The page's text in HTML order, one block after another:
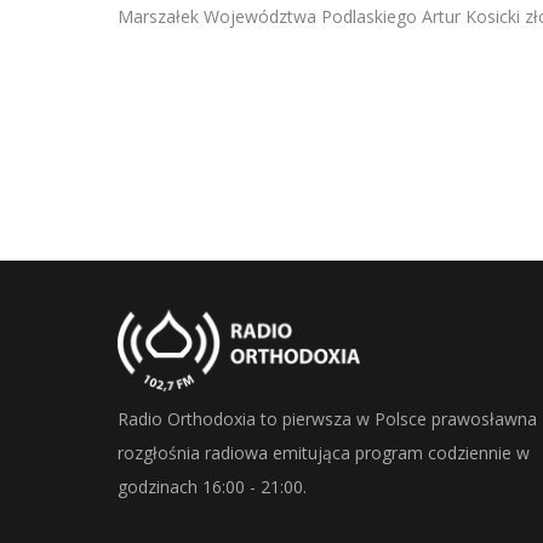
RSS FEED
Marszałek Województwa Podlaskiego Artur Kosicki
Radio Orthodoxia to pierwsza w Polsce prawosławna
rozgłośnia radiowa emitująca program codziennie w
godzinach 16:00 - 21:00.